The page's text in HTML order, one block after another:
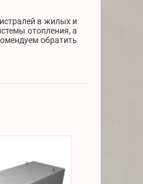
в жилых и
отопления, а
обратить